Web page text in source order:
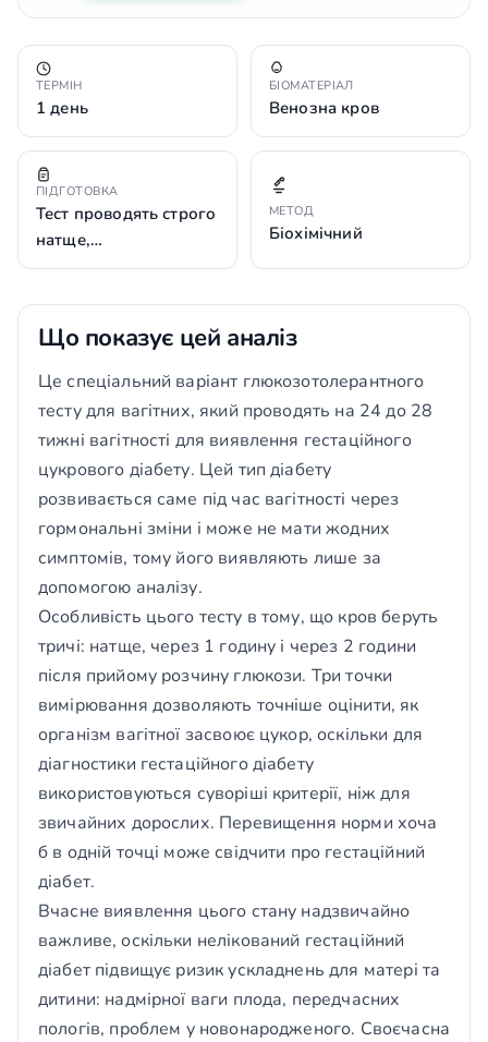
ТЕРМІН
1 день
БІОМАТЕРІАЛ
Венозна кров
ПІДГОТОВКА
Тест проводять строго
натще,…
МЕТОД
Біохімічний
Що показує цей аналіз
Це спеціальний варіант глюкозотолерантного
тесту для вагітних, який проводять на 24 до 28
тижні вагітності для виявлення гестаційного
цукрового діабету. Цей тип діабету
розвивається саме під час вагітності через
гормональні зміни і може не мати жодних
симптомів, тому його виявляють лише за
допомогою аналізу.
Особливість цього тесту в тому, що кров беруть
тричі: натще, через 1 годину і через 2 години
після прийому розчину глюкози. Три точки
вимірювання дозволяють точніше оцінити, як
організм вагітної засвоює цукор, оскільки для
діагностики гестаційного діабету
використовуються суворіші критерії, ніж для
звичайних дорослих. Перевищення норми хоча
б в одній точці може свідчити про гестаційний
діабет.
Вчасне виявлення цього стану надзвичайно
важливе, оскільки нелікований гестаційний
діабет підвищує ризик ускладнень для матері та
дитини: надмірної ваги плода, передчасних
пологів, проблем у новонародженого. Своєчасна